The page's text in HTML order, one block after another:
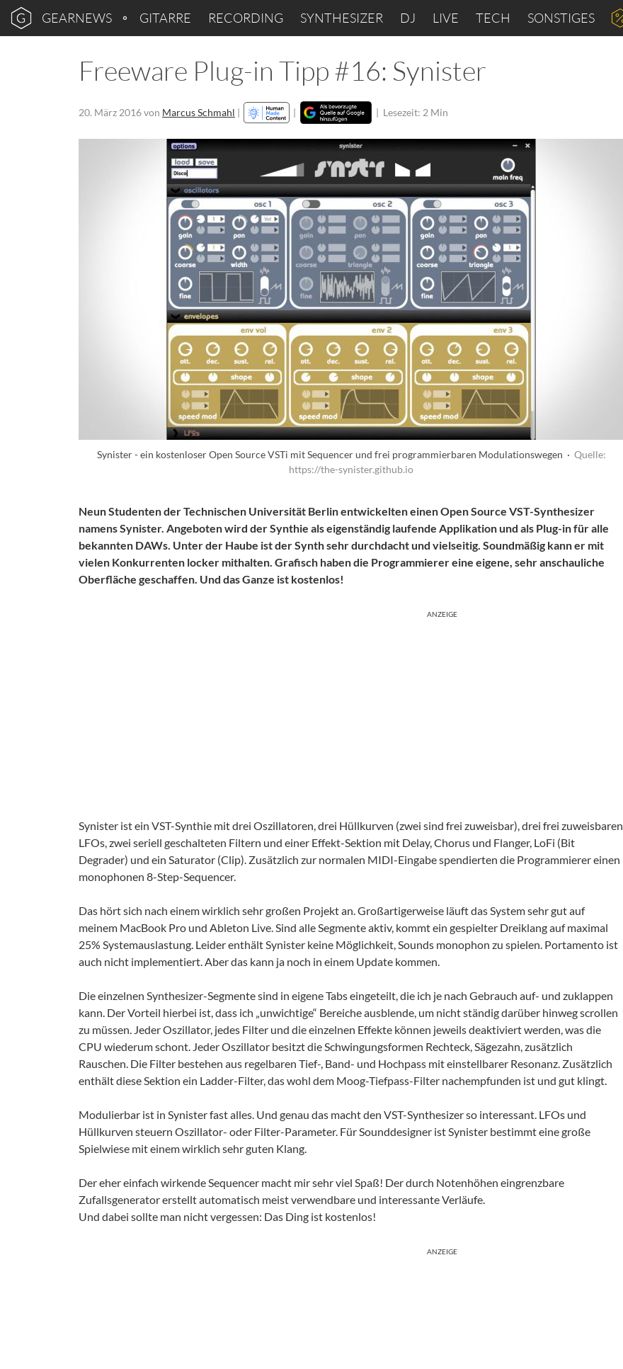
GEARNEWS GITARRE RECORDING SYNTHESIZER DJ LIVE TECH SONSTIGES
Freeware Plug-in Tipp #16: Synister
20. März 2016von Marcus Schmahl | | | Lesezeit: 2 Min
Synister - ein kostenloser Open Source VSTi mit Sequencer und frei programmierbaren Modulationswegen · Quelle:
https://the-synister.github.io
Neun Studenten der Technischen Universität Berlin entwickelten einen Open Source VST-Synthesizer
namens Synister. Angeboten wird der Synthie als eigenständig laufende Applikation und als Plug-in für alle
bekannten DAWs. Unter der Haube ist der Synth sehr durchdacht und vielseitig. Soundmäßig kann er mit
vielen Konkurrenten locker mithalten. Grafisch haben die Programmierer eine eigene, sehr anschauliche
Oberfläche geschaffen. Und das Ganze ist kostenlos!
ANZEIGE
Synister ist ein VST-Synthie mit drei Oszillatoren, drei Hüllkurven (zwei sind frei zuweisbar), drei frei zuweisbaren
LFOs, zwei seriell geschalteten Filtern und einer Effekt-Sektion mit Delay, Chorus und Flanger, LoFi (Bit
Degrader) und ein Saturator (Clip). Zusätzlich zur normalen MIDI-Eingabe spendierten die Programmierer einen
monophonen 8-Step-Sequencer.
Das hört sich nach einem wirklich sehr großen Projekt an. Großartigerweise läuft das System sehr gut auf
meinem MacBook Pro und Ableton Live. Sind alle Segmente aktiv, kommt ein gespielter Dreiklang auf maximal
25% Systemauslastung. Leider enthält Synister keine Möglichkeit, Sounds monophon zu spielen. Portamento ist
auch nicht implementiert. Aber das kann ja noch in einem Update kommen.
Die einzelnen Synthesizer-Segmente sind in eigene Tabs eingeteilt, die ich je nach Gebrauch auf- und zuklappen
kann. Der Vorteil hierbei ist, dass ich „unwichtige“ Bereiche ausblende, um nicht ständig darüber hinweg scrollen
zu müssen. Jeder Oszillator, jedes Filter und die einzelnen Effekte können jeweils deaktiviert werden, was die
CPU wiederum schont. Jeder Oszillator besitzt die Schwingungsformen Rechteck, Sägezahn, zusätzlich
Rauschen. Die Filter bestehen aus regelbaren Tief-, Band- und Hochpass mit einstellbarer Resonanz. Zusätzlich
enthält diese Sektion ein Ladder-Filter, das wohl dem Moog-Tiefpass-Filter nachempfunden ist und gut klingt.
Modulierbar ist in Synister fast alles. Und genau das macht den VST-Synthesizer so interessant. LFOs und
Hüllkurven steuern Oszillator- oder Filter-Parameter. Für Sounddesigner ist Synister bestimmt eine große
Spielwiese mit einem wirklich sehr guten Klang.
Der eher einfach wirkende Sequencer macht mir sehr viel Spaß! Der durch Notenhöhen eingrenzbare
Zufallsgenerator erstellt automatisch meist verwendbare und interessante Verläufe.
Und dabei sollte man nicht vergessen: Das Ding ist kostenlos!
ANZEIGE